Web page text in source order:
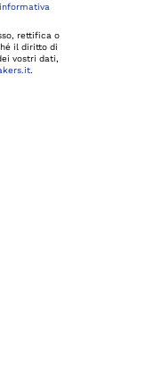
rettifica o
il diritto di
vostri dati,
.